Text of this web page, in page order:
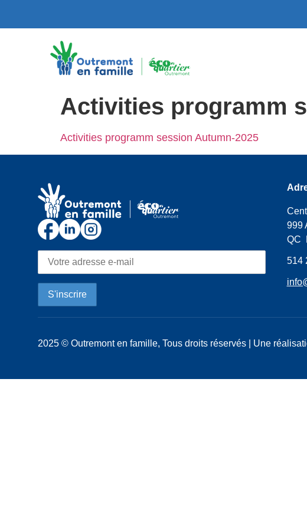
Activities programm
Activities programm session Autumn-2025
999
QC
514
2025 © Outremont en famille, Tous droits réservés | Une